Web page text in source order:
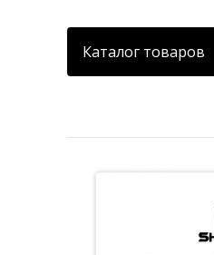
Каталог товаров